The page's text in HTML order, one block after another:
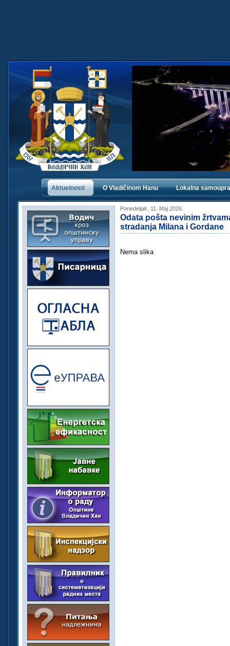
Aktuelnosti O Vladičinom Hanu Lokalna
Ponedeljak, 11. Maj 2026.
Odata pošta nevinim
stradanja Milana i Gordane
Nema slika